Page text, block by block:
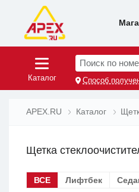
Каталог
Поиск по
Способ
APEX.RU Каталог
Щетка
ВСЕ Лифтбек